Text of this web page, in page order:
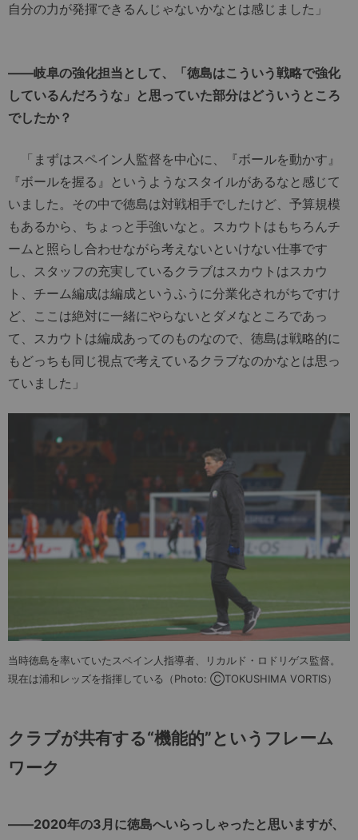
自分の力が発揮できるんじゃないかなとは感じました」
――岐阜の強化担当として、「徳島はこういう戦略で強化
しているんだろうな」と思っていた部分はどういうところ
でしたか？
「まずはスペイン人監督を中心に、『ボールを動かす』
『ボールを握る』というようなスタイルがあるなと感じて
いました。その中で徳島は対戦相手でしたけど、予算規模
もあるから、ちょっと手強いなと。スカウトはもちろんチ
ームと照らし合わせながら考えないといけない仕事です
し、スタッフの充実しているクラブはスカウトはスカウ
ト、チーム編成は編成というふうに分業化されがちですけ
ど、ここは絶対に一緒にやらないとダメなところであっ
て、スカウトは編成あってのものなので、徳島は戦略的に
もどっちも同じ視点で考えているクラブなのかなとは思っ
ていました」
当時徳島を率いていたスペイン人指導者、リカルド・ロドリゲス監督。
現在は浦和レッズを指揮している（Photo: ⒸTOKUSHIMA VORTIS）
クラブが共有する“機能的”というフレーム
ワーク
――2020年の3月に徳島へいらっしゃったと思いますが、